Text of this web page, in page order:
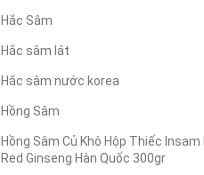
Hắc Sâm
Hắc sâm lát
Hắc sâm nước korea
Hồng Sâm
Hồng Sâm Củ Khô Hộp Thiếc Insam
Red Ginseng Hàn Quốc 300gr